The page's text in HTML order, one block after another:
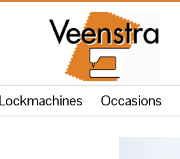
Lockmachines Occasions